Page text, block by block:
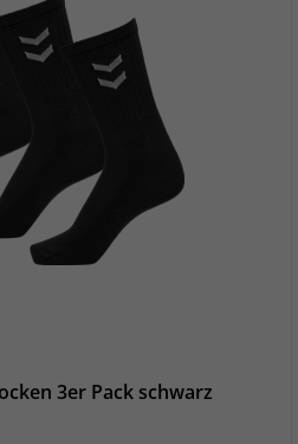
3er Pack schwarz